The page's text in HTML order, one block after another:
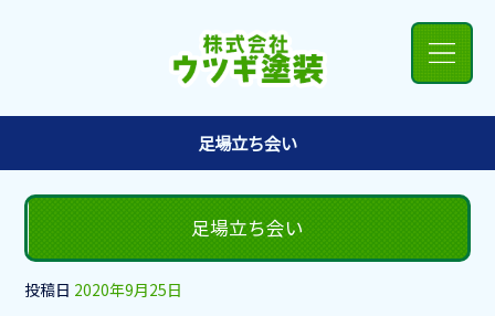
足場立ち会い
足場立ち会い
投稿日 2020年9月25日